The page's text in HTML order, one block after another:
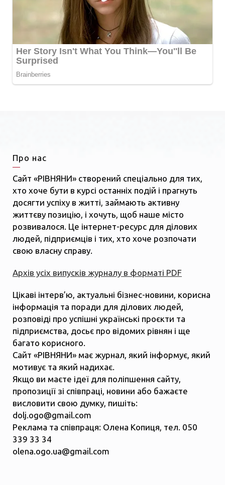
Про нас
Сайт «РІВНЯНИ» створений спеціально для тих,
хто хоче бути в курсі останніх подій і прагнуть
досягти успіху в житті, займають активну
життєву позицію, і хочуть, щоб наше місто
розвивалося. Це інтернет-ресурс для ділових
людей, підприємців і тих, хто хоче розпочати
свою власну справу.
Архів усіх випусків журналу в форматі PDF
Цікаві інтерв’ю, актуальні бізнес-новини, корисна
інформація та поради для ділових людей,
розповіді про успішні українські проєкти та
підприємства, досьє про відомих рівнян і ще
багато корисного.
Сайт «РІВНЯНИ» має журнал, який інформує, який
мотивує та який надихає.
Якщо ви маєте ідеї для поліпшення сайту,
пропозиції зі співпраці, новини або бажаєте
висловити свою думку, пишіть:
dolj.ogo@gmail.com
Реклама та співпраця: Олена Копиця, тел. 050
339 33 34
olena.ogo.ua@gmail.com